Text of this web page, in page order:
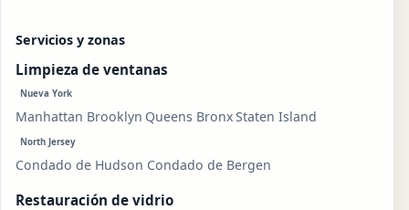
Servicios y zonas
Limpieza de ventanas
Nueva York
Manhattan Brooklyn Queens BronxStaten Island
North Jersey
Condado de Hudson Condado de Bergen
Restauración de vidrio